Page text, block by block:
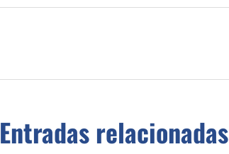
Entradas relacionadas